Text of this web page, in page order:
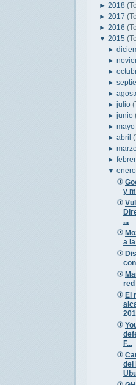
► 2018
► 2017
► 2016
▼ 2015
►
►
►
►
►
►julio
►junio
►
►abril
►
►
▼
y
...
a
red
El
F...
del